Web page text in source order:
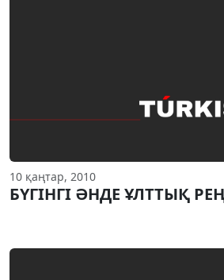
10 қаңтар, 2010
БҮГIНГI ӘНДЕ ҰЛТТЫҚ